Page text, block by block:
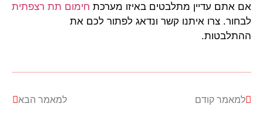
אם אתם עדיין מתלבטים באיזו מערכת חימום תת רצפתית
לבחור. צרו איתנו קשר ונדאג לפתור לכם את
ההתלבטות.
למאמר קודם למאמר הבא